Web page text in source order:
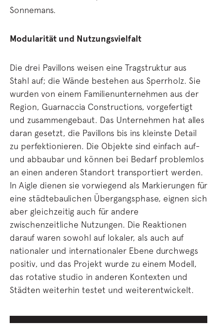
Sonnemans.
Modularität und Nutzungsvielfalt
Die drei Pavillons weisen eine Tragstruktur aus
Stahl auf; die Wände bestehen aus Sperrholz. Sie
wurden von einem Familienunternehmen aus der
Region, Guarnaccia Constructions, vorgefertigt
und zusammengebaut. Das Unternehmen hat alles
daran gesetzt, die Pavillons bis ins kleinste Detail
zu perfektionieren. Die Objekte sind einfach auf-
und abbaubar und können bei Bedarf problemlos
an einen anderen Standort transportiert werden.
In Aigle dienen sie vorwiegend als Markierungen für
eine städtebaulichen Übergangsphase, eignen sich
aber gleichzeitig auch für andere
zwischenzeitliche Nutzungen. Die Reaktionen
darauf waren sowohl auf lokaler, als auch auf
nationaler und internationaler Ebene durchwegs
positiv, und das Projekt wurde zu einem Modell,
das rotative studio in anderen Kontexten und
Städten weiterhin testet und weiterentwickelt.